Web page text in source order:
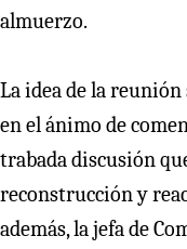
almuerzo.
La idea de la
en el ánimo de
trabada discusión
reconstrucción y
además, la jefa de